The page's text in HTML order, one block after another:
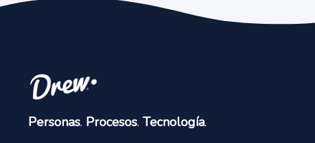
Personas. Procesos. Tecnología.